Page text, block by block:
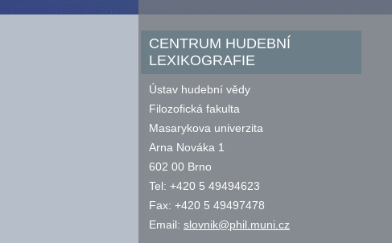
CENTRUM HUDEBNÍ
LEXIKOGRAFIE
Ústav hudební vědy
Filozofická fakulta
Masarykova univerzita
Arna Nováka 1
602 00 Brno
Tel: +420 5 49494623
Fax: +420 5 49497478
Email: slovnik@phil.muni.cz